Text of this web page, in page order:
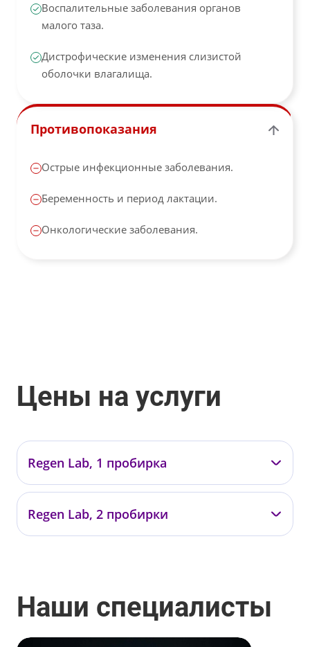
Воспалительные заболевания органов
малого таза.
Дистрофические изменения слизистой
оболочки влагалища.
Противопоказания
Острые инфекционные заболевания.
Беременность и период лактации.
Онкологические заболевания.
Цены на услуги
Regen Lab, 1 пробирка
Подольская Т.В.
ПТ01
Regen Lab, 2 пробирки
от 34 000 ₽
Наши специалисты